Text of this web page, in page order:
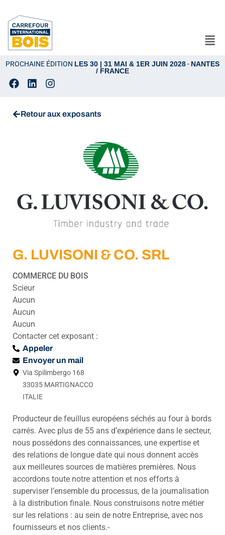
PROCHAINE ÉDITION LES 30 | 31 MAI & 1ER JUIN 2028- NANTES
/ FRANCE
Retour aux exposants
G. LUVISONI & CO. SRL
COMMERCE DU BOIS
Scieur
Aucun
Aucun
Aucun
Contacter cet exposant :
Appeler
Envoyer un mail
Via Spilimbergo 168
33035 MARTIGNACCO
ITALIE
Producteur de feuillus européens séchés au four à bords
carrés. Avec plus de 55 ans d’expérience dans le secteur,
nous possédons des connaissances, une expertise et
des relations de longue date qui nous donnent accès
aux meilleures sources de matières premières. Nous
accordons toute notre attention et nos efforts à
superviser l’ensemble du processus, de la journalisation
à la distribution finale. Nous construisons notre métier
sur les relations : au sein de notre Entreprise, avec nos
fournisseurs et nos clients.-